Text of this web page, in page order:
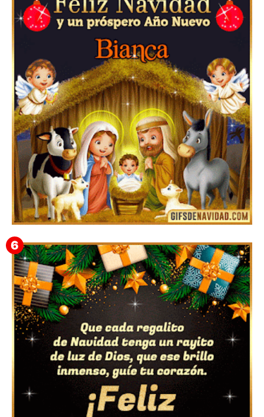
Te deseo una Feliz Navidad Bardona
Feliz Navidad y próspero Año Nuevo Bianca